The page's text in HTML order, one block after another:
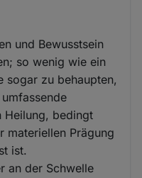
und Bewusstsein
so wenig wie ein
sogar zu behaupten,
Heilung, bedingt
materiellen Prägung
ist.
an der Schwelle